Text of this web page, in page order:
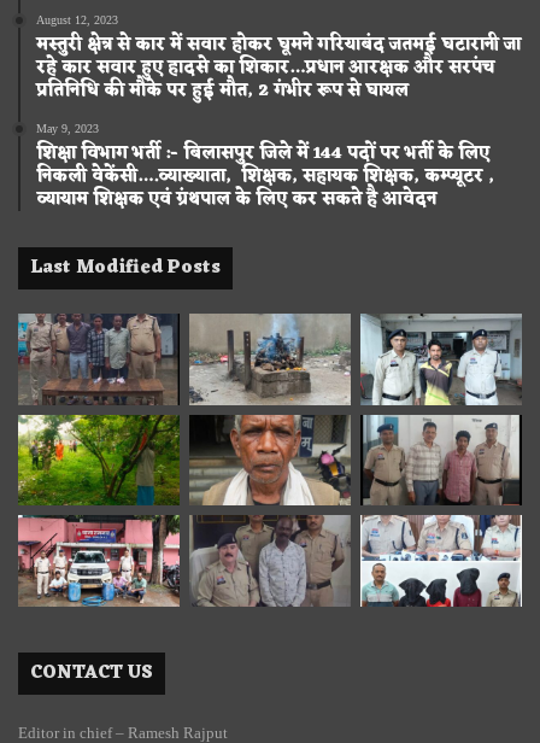
August 12, 2023
मस्तुरी क्षेत्र से कार में सवार होकर घूमने गरियाबंद जतमई घटारानी जा
रहे कार सवार हुए हादसे का शिकार…प्रधान आरक्षक और सरपंच
प्रतिनिधि की मौके पर हुई मौत, 2 गंभीर रूप से घायल
May 9, 2023
शिक्षा विभाग भर्ती :- बिलासपुर जिले में 144 पदों पर भर्ती के लिए
निकली वेकेंसी….व्याख्याता, शिक्षक, सहायक शिक्षक, कम्प्यूटर ,
व्यायाम शिक्षक एवं ग्रंथपाल के लिए कर सकते है आवेदन
Last Modified Posts
CONTACT US
Editor in chief – Ramesh Rajput